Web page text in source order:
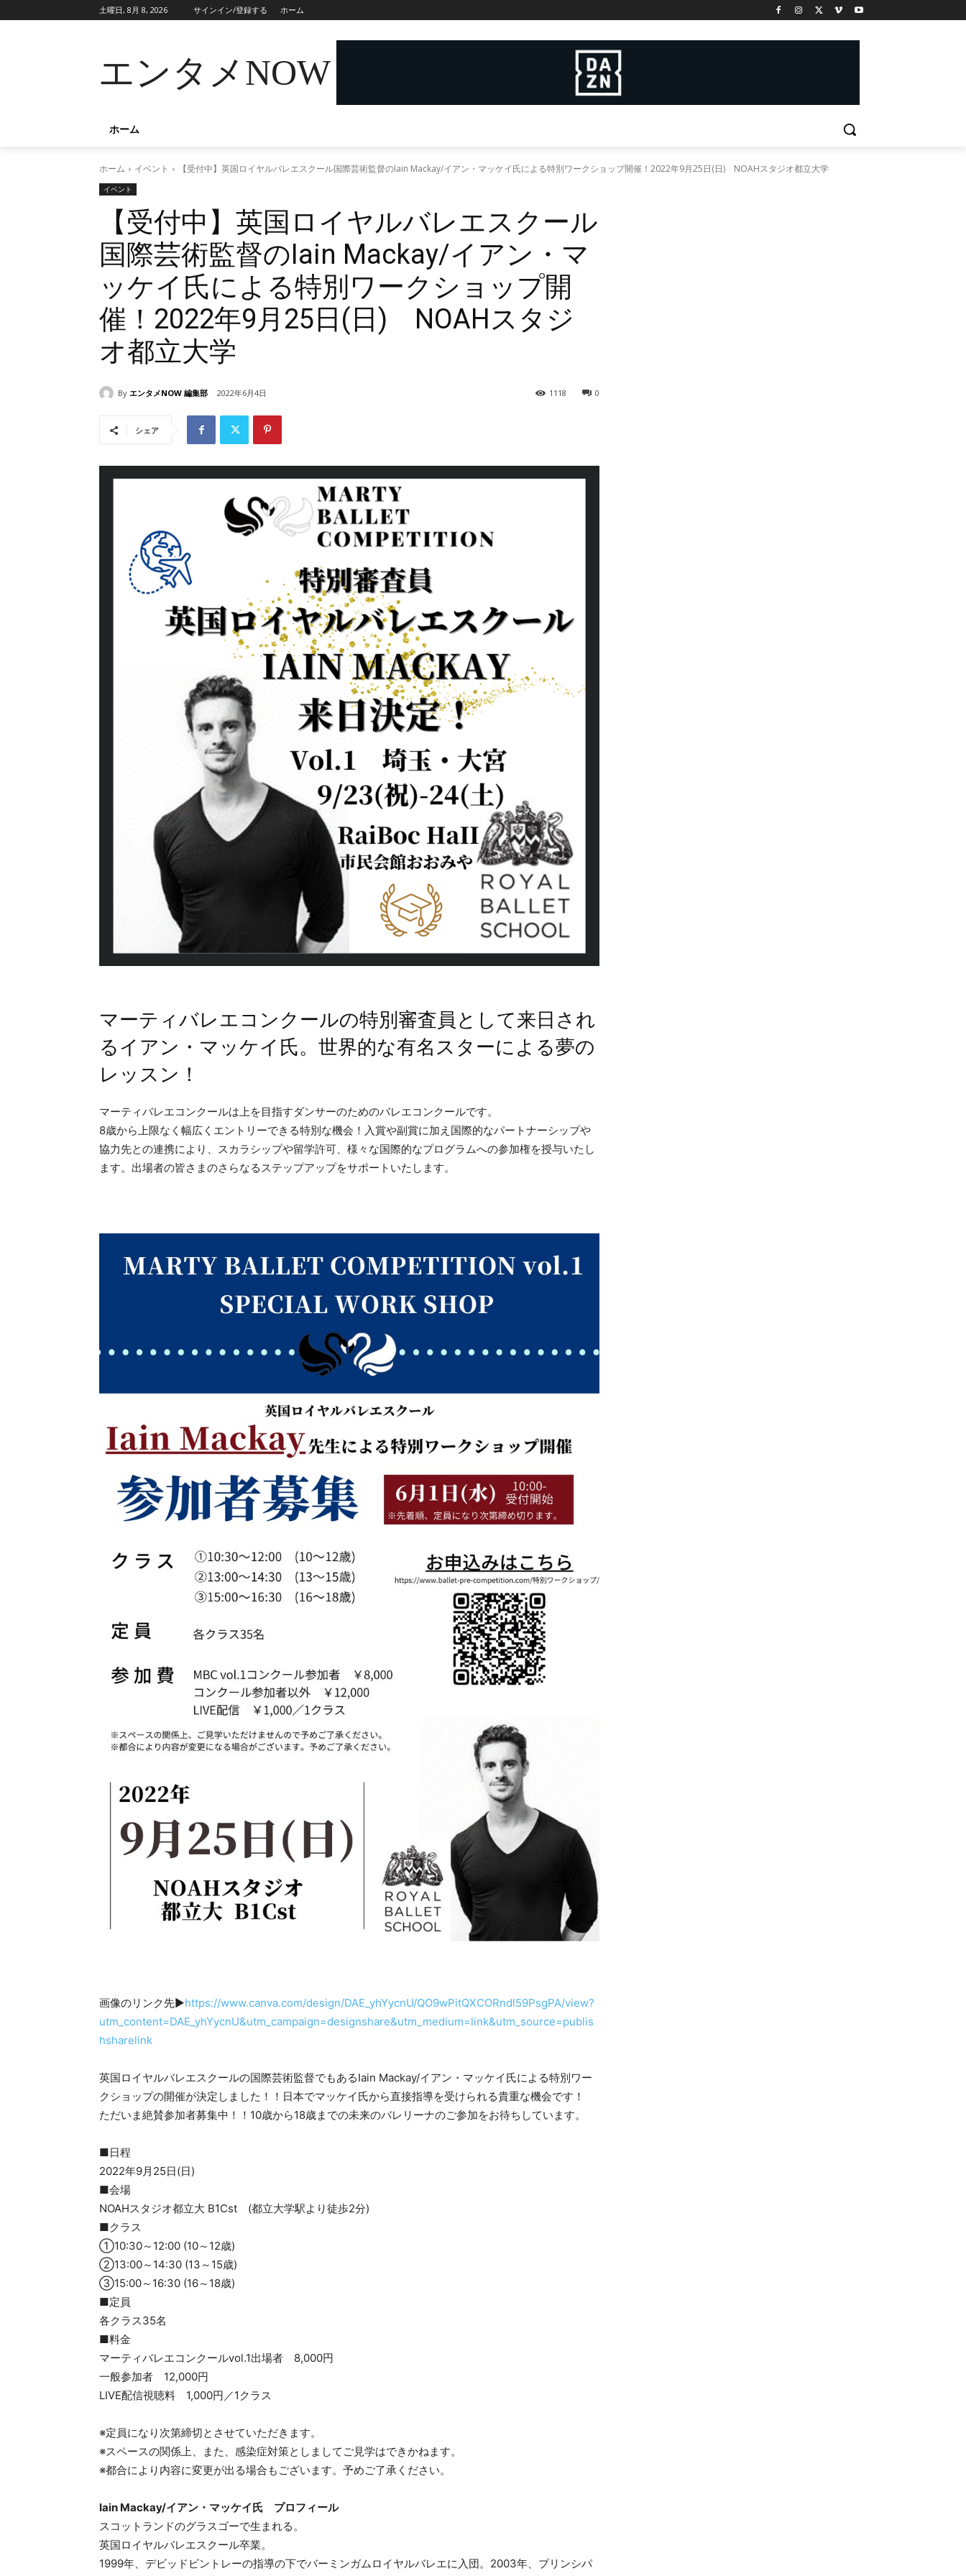
土曜日, 8月 8, 2026 サインイン/登録する ホーム
エンタメNOW
ホーム
ホーム イベント 【受付中】英国ロイヤルバレエスクール国際芸術監督のIain Mackay/イアン・マッケイ氏による特別ワークショップ開催！2022年9月25日(日) NOAHスタジオ都立大学
イベント
【受付中】英国ロイヤルバレエスクール
国際芸術監督のIain Mackay/イアン・マ
ッケイ氏による特別ワークショップ開
催！2022年9月25日(日) NOAHスタジ
オ都立大学
By エンタメNOW 編集部 2022年6月4日 0
1118
シェア
マーティバレエコンクールの特別審査員として来日され
るイアン・マッケイ氏。世界的な有名スターによる夢の
レッスン！
マーティバレエコンクールは上を目指すダンサーのためのバレエコンクールです。
8歳から上限なく幅広くエントリーできる特別な機会！入賞や副賞に加え国際的なパートナーシップや
協力先との連携により、スカラシップや留学許可、様々な国際的なプログラムへの参加権を授与いたし
ます。出場者の皆さまのさらなるステップアップをサポートいたします。
画像のリンク先▶https://www.canva.com/design/DAE_yhYycnU/QO9wPitQXCORndl59PsgPA/view?
utm_content=DAE_yhYycnU&utm_campaign=designshare&utm_medium=link&utm_source=publis
hsharelink
英国ロイヤルバレエスクールの国際芸術監督でもあるIain Mackay/イアン・マッケイ氏による特別ワー
クショップの開催が決定しました！！日本でマッケイ氏から直接指導を受けられる貴重な機会です！
ただいま絶賛参加者募集中！！10歳から18歳までの未来のバレリーナのご参加をお待ちしています。
■日程
2022年9月25日(日)
■会場
NOAHスタジオ都立大 B1Cst (都立大学駅より徒歩2分)
■クラス
①10:30～12:00 (10～12歳)
②13:00～14:30 (13～15歳)
③15:00～16:30 (16～18歳)
■定員
各クラス35名
■料金
マーティバレエコンクールvol.1出場者 8,000円
一般参加者 12,000円
LIVE配信視聴料 1,000円／1クラス
※定員になり次第締切とさせていただきます。
※スペースの関係上、また、感染症対策としましてご見学はできかねます。
※都合により内容に変更が出る場合もございます。予めご了承ください。
Iain Mackay/イアン・マッケイ氏 プロフィール
スコットランドのグラスゴーで生まれる。
英国ロイヤルバレエスクール卒業。
1999年、デビッドビントレーの指導の下でバーミンガムロイヤルバレエに入団。2003年、プリンシパ